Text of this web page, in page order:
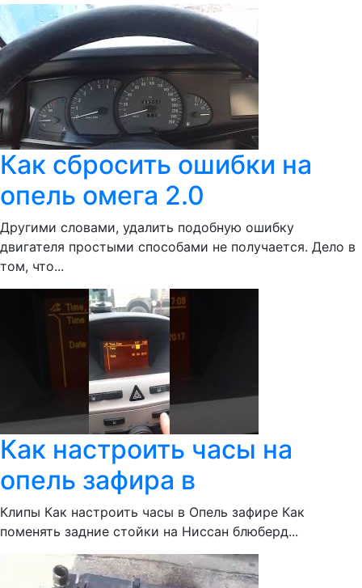
Как сбросить ошибки на
опель омега 2.0
Другими словами, удалить подобную ошибку
двигателя простыми способами не получается. Дело в
том, что...
Как настроить часы на
опель зафира в
Клипы Как настроить часы в Опель зафире Как
поменять задние стойки на Ниссан блюберд...